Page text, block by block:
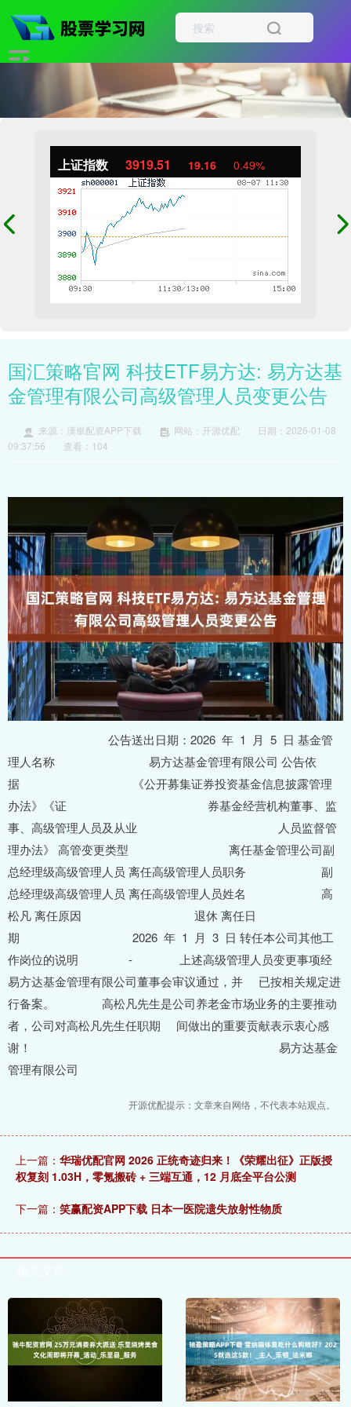
上证指数 3919.51 19.16 0.49%
国汇策略官网 科技ETF易方达: 易方达基
金管理有限公司高级管理人员变更公告
来源：漢崋配资APP下载 网站：开源优配
日期：2026-01-08
09:37:56
查看：104
公告送出日期：2026 年 1 月 5 日 基金管
理人名称 易方达基金管理有限公司 公告依
据 《公开募集证券投资基金信息披露管理
办法》《证 券基金经营机构董事、监
事、高级管理人员及从业 人员监督管
理办法》 高管变更类型 离任基金管理公司副
总经理级高级管理人员 离任高级管理人员职务 副
总经理级高级管理人员 离任高级管理人员姓名 高
松凡 离任原因 退休 离任日
期 2026 年 1 月 3 日 转任本公司其他工
作岗位的说明 - 上述高级管理人员变更事项经
易方达基金管理有限公司董事会审议通过，并 已按相关规定进
行备案。 高松凡先生是公司养老金市场业务的主要推动
者，公司对高松凡先生任职期 间做出的重要贡献表示衷心感
谢！ 易方达基金
管理有限公司
开源优配提示：文章来自网络，不代表本站观点。
上一篇： 华瑞优配官网 2026 正统奇迹归来！《荣耀出征》正版授
权复刻 1.03H，零氪搬砖 + 三端互通，12 月底全平台公测
下一篇： 笑赢配资APP下载 日本一医院遗失放射性物质